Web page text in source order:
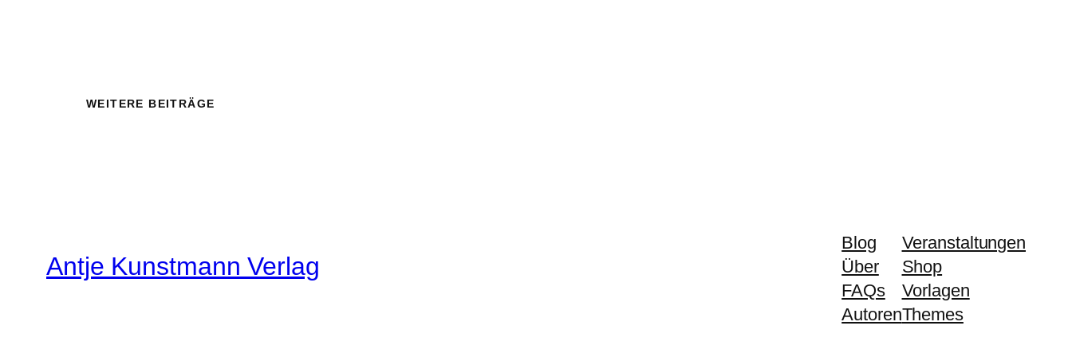
WEITERE BEITRÄGE
Antje Kunstmann Verlag
Blog
Über
FAQs
Autoren
Veranstaltungen
Shop
Vorlagen
Themes